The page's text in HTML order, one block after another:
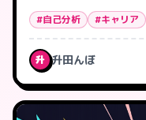
#自己分析 #キャリア
升 升田んぼ